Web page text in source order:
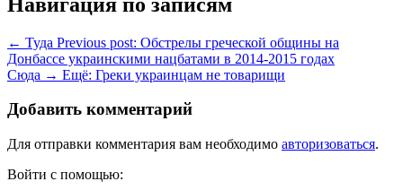
← Туда Previous post: Обстрелы греческой общины на
Донбассе украинскими нацбатами в 2014-2015 годах
Сюда → Ещё: Греки украинцам не товарищи
Добавить комментарий
Для отправки комментария вам необходимо авторизоваться.
Войти с помощью: